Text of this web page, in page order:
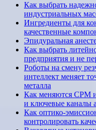
Как выбрать
индустриальных
Ингредиенты для
качественные
Эпидуральная
Как выбрать
предприятия и не
Роботы на смену
интеллект меняет
металла
Как меняются CPM
и ключевые каналы
Как оптико-
контролировать